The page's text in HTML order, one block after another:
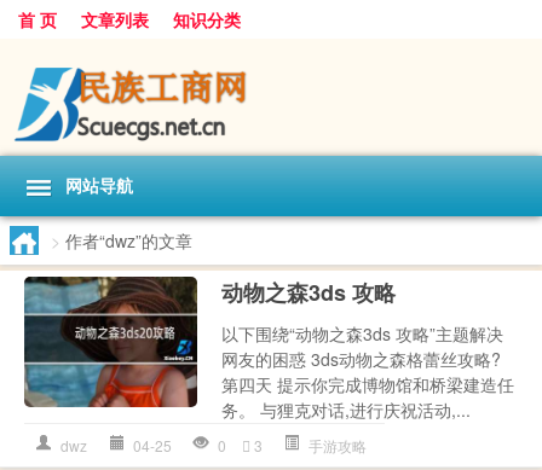
首 页 文章列表 知识分类
网站导航
> 作者“dwz”的文章
动物之森3ds 攻略
以下围绕“动物之森3ds 攻略”主题解决
网友的困惑 3ds动物之森格蕾丝攻略?
第四天 提示你完成博物馆和桥梁建造任
务。 与狸克对话,进行庆祝活动,...
dwz 04-25 0 3 手游攻略